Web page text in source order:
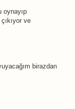
oynayıp
ve
birazdan